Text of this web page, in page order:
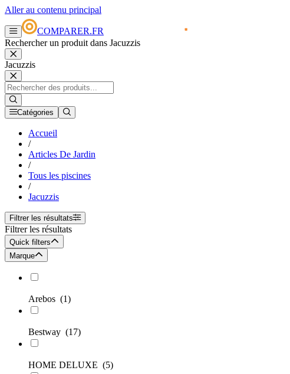
Aller au contenu principal
COMPARER.FR
Rechercher un produit dans Jacuzzis
Jacuzzis
Catégories
Accueil
/
Articles De Jardin
/
Tous les piscines
/
Jacuzzis
Filtrer les résultats
Filtrer les résultats
Quick filters
Marque
Arebos (1)
Bestway (17)
HOME DELUXE (5)